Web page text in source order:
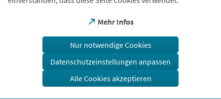
Mehr Infos
(Öffnet
einem
Tab)
Nur notwendige Cookies
Datenschutzeinstellungen anpassen
Alle Cookies akzeptieren